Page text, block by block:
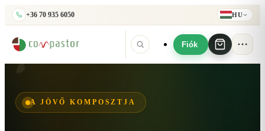
+36 70 935 6050 HU
Fiók
A JÖVŐ KOMPOSZTJA